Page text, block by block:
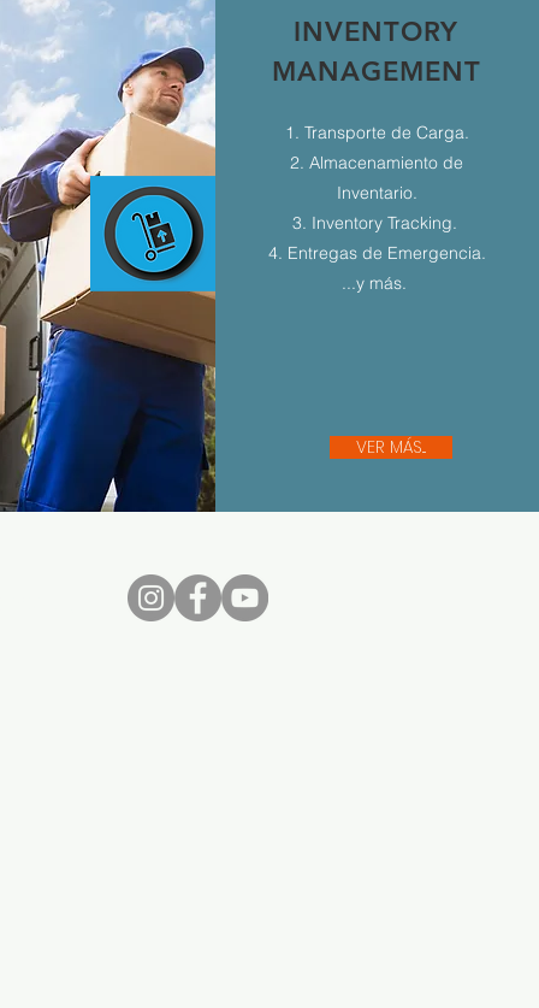
INVENTORY
MANAGEMENT
1. Transporte de Carga.
2. Almacenamiento de
Inventario.
3. Inventory Tracking.
4. Entregas de Emergencia.
...y más.
VER MÁS...